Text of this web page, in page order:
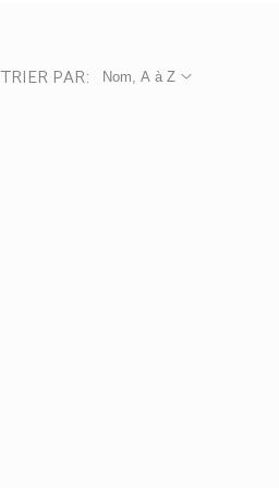
TRIER PAR: Nom, A à Z